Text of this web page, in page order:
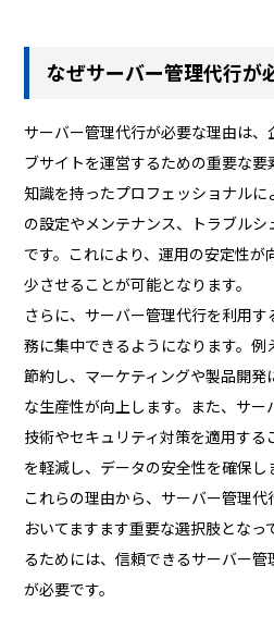
なぜサーバー管理代行が
サーバー管理代行が必要な理由は
ブサイトを運営するための重要な
知識を持ったプロフェッショナル
の設定やメンテナンス、トラブル
です。これにより、運用の安定性
少させることが可能となります。
さらに、サーバー管理代行を利用
務に集中できるようになります。
節約し、マーケティングや製品開
な生産性が向上します。また、サ
技術やセキュリティ対策を適用する
を軽減し、データの安全性を確保し
これらの理由から、サーバー管理
おいてますます重要な選択肢とな
るためには、信頼できるサーバー
が必要です。